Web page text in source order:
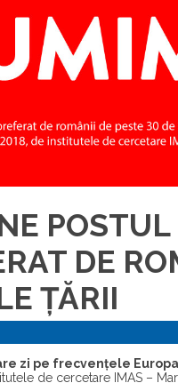
DE
ȚĂRII
zi pe frecvențele
de cercetare IMAS –